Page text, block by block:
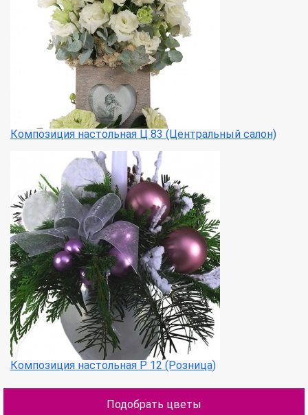
Композиция настольная Ц 83 (Центральный салон)
Композиция настольная Р 12 (Розница)
Подобрать цветы